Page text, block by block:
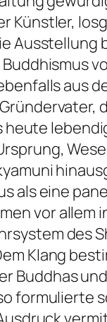
Künstler,
aus
heute
als eine
vor allem
des
Klang
Buddhas
formulierte